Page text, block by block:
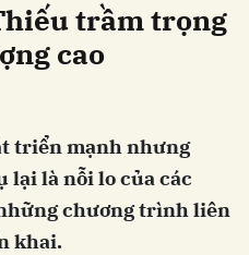
trầm trọng
cao
triển mạnh nhưng
lại là nỗi lo của các
chương trình liên
khai.
Hủy